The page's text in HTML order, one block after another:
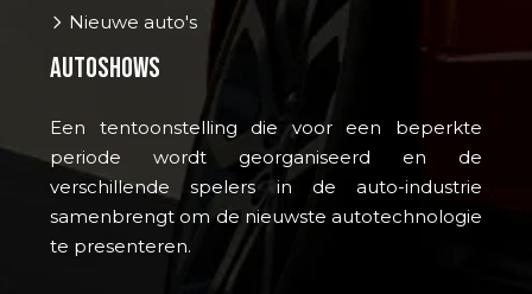
Nieuwe auto's
Autoshows
Een tentoonstelling die voor een beperkte
periode wordt georganiseerd en de
verschillende spelers in de auto-industrie
samenbrengt om de nieuwste autotechnologie
te presenteren.